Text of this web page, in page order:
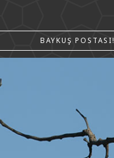
BAYKUŞ POSTASI!